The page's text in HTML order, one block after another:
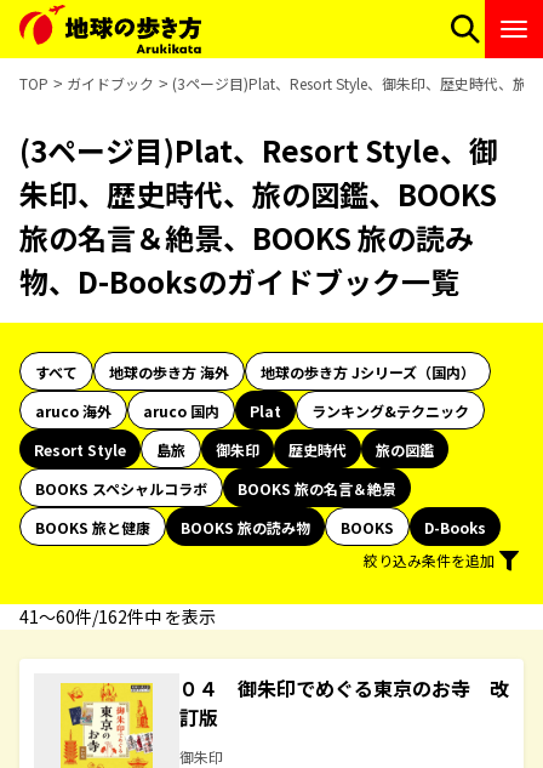
TOP ガイドブック (3ページ目)Plat、Resort Style、御朱印、歴史時代、旅
(3ページ目)Plat、Resort Style、御
朱印、歴史時代、旅の図鑑、BOOKS
旅の名言＆絶景、BOOKS 旅の読み
物、D-Booksのガイドブック一覧
すべて 地球の歩き方 海外
地球の歩き方 Jシリーズ（国内）
aruco 海外
aruco 国内 Plat
ランキング&テクニック
Resort Style
島旅 御朱印 歴史時代
旅の図鑑
BOOKS スペシャルコラボ
BOOKS 旅の名言＆絶景
BOOKS 旅と健康
BOOKS 旅の読み物 BOOKS
D-Books
絞り込み条件を追加
41〜60件/162件中 を表示
０４ 御朱印でめぐる東京のお寺 改
訂版
御朱印